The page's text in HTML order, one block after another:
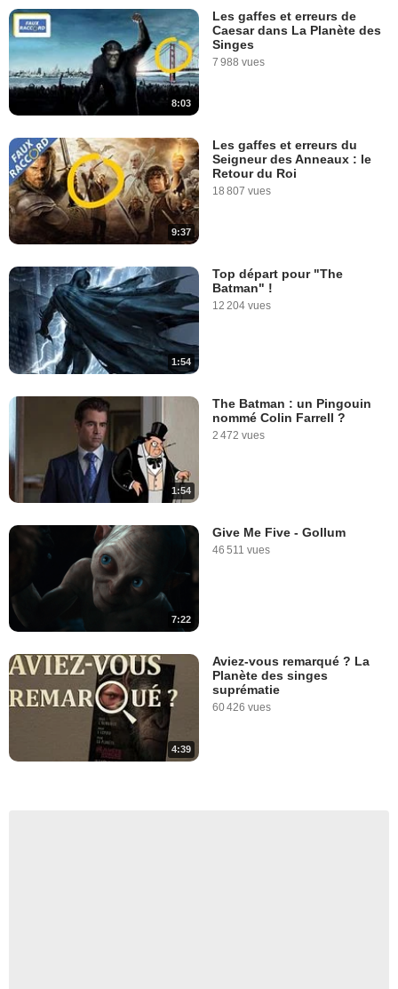
8:03
Les gaffes et erreurs de
Caesar dans La Planète des
Singes
7 988 vues
9:37
Les gaffes et erreurs du
Seigneur des Anneaux : le
Retour du Roi
18 807 vues
1:54
Top départ pour "The
Batman" !
12 204 vues
1:54
The Batman : un Pingouin
nommé Colin Farrell ?
2 472 vues
7:22
Give Me Five - Gollum
46 511 vues
4:39
Aviez-vous remarqué ? La
Planète des singes
suprématie
60 426 vues